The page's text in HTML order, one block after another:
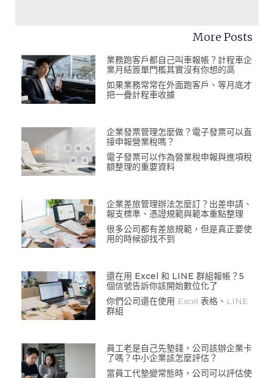
More Posts
業務跑客戶都自己叫車報帳？計程車企
業月結簽單門檻其實沒有你想的高
如果業務常常在外面跑客戶、等月底才
把一疊計程車收據
企業發票管理怎麼做？電子發票可以直
接申報營業稅嗎？
電子發票可以作為營業稅申報與進項稅
額整理的重要資料
企業差旅管理辦法怎麼訂？出差申請、
報支標準、憑證規範與範本重點整理
很多公司都有差旅規範，但是真正要使
用的時候卻找不到
還在用 Excel 和 LINE 群組報帳？5
個信號告訴你該開始數位化了
你們公司還在使用 Excel 表格、LINE
群組
員工老是自己先墊錢，公司該辦企業卡
了嗎？中小企業該怎麼評估？
當員工代墊變常態時，公司可以評估使